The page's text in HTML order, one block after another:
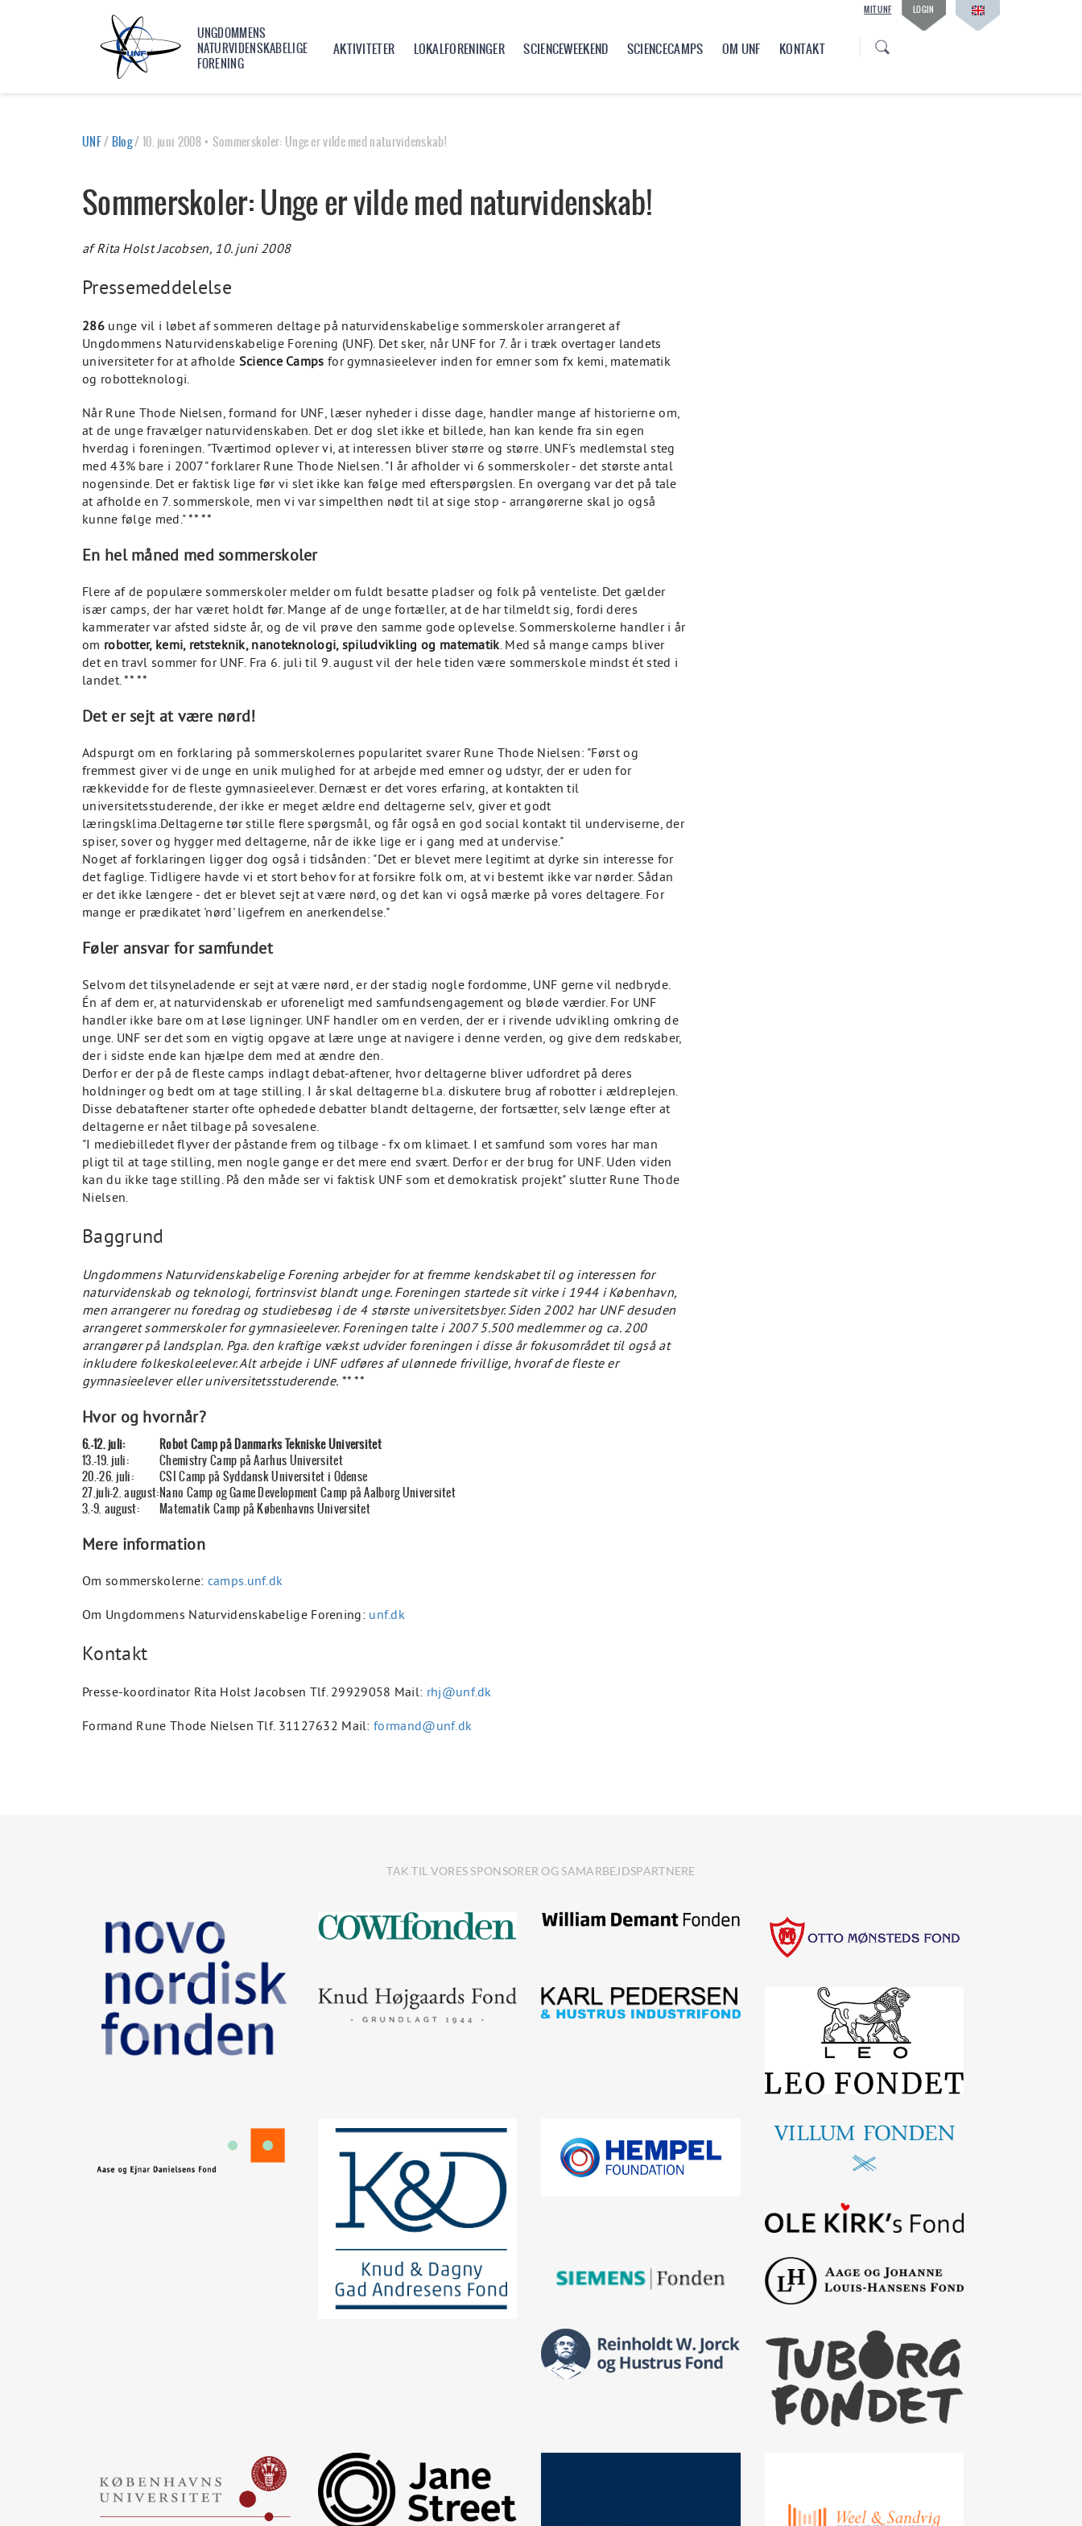
UNGDOMMENS
NATURVIDENSKABELIGE
FORENING
AKTIVITETER LOKALFORENINGER SCIENCEWEEKEND SCIENCECAMPS OM UNF KONTAKT
MIT UNF LOGIN
UNF/Blog/10. juni 2008 • Sommerskoler: Unge er vilde med naturvidenskab!
Sommerskoler: Unge er vilde med naturvidenskab!
af Rita Holst Jacobsen, 10. juni 2008
Pressemeddelelse
286unge vil i løbet af sommeren deltage på naturvidenskabelige sommerskoler arrangeret af
Ungdommens Naturvidenskabelige Forening (UNF). Det sker, når UNF for 7. år i træk overtager landets
universiteter for at afholde Science Camps for gymnasieelever inden for emner som fx kemi, matematik
og robotteknologi.
Når Rune Thode Nielsen, formand for UNF, læser nyheder i disse dage, handler mange af historierne om,
at de unge fravælger naturvidenskaben. Det er dog slet ikke et billede, han kan kende fra sin egen
hverdag i foreningen. "Tværtimod oplever vi, at interessen bliver større og større. UNF's medlemstal steg
med 43% bare i 2007" forklarer Rune Thode Nielsen. "I år afholder vi 6 sommerskoler - det største antal
nogensinde. Det er faktisk lige før vi slet ikke kan følge med efterspørgslen. En overgang var det på tale
at afholde en 7. sommerskole, men vi var simpelthen nødt til at sige stop - arrangørerne skal jo også
kunne følge med." ** **
En hel måned med sommerskoler
Flere af de populære sommerskoler melder om fuldt besatte pladser og folk på venteliste. Det gælder
især camps, der har været holdt før. Mange af de unge fortæller, at de har tilmeldt sig, fordi deres
kammerater var afsted sidste år, og de vil prøve den samme gode oplevelse. Sommerskolerne handler i år
om robotter, kemi, retsteknik, nanoteknologi, spiludvikling og matematik. Med så mange camps bliver
det en travl sommer for UNF. Fra 6. juli til 9. august vil der hele tiden være sommerskole mindst ét sted i
landet. ** **
Det er sejt at være nørd!
Adspurgt om en forklaring på sommerskolernes popularitet svarer Rune Thode Nielsen: "Først og
fremmest giver vi de unge en unik mulighed for at arbejde med emner og udstyr, der er uden for
rækkevidde for de fleste gymnasieelever. Dernæst er det vores erfaring, at kontakten til
universitetsstuderende, der ikke er meget ældre end deltagerne selv, giver et godt
læringsklima.Deltagerne tør stille flere spørgsmål, og får også en god social kontakt til underviserne, der
spiser, sover og hygger med deltagerne, når de ikke lige er i gang med at undervise."
Noget af forklaringen ligger dog også i tidsånden: "Det er blevet mere legitimt at dyrke sin interesse for
det faglige. Tidligere havde vi et stort behov for at forsikre folk om, at vi bestemt ikke var nørder. Sådan
er det ikke længere - det er blevet sejt at være nørd, og det kan vi også mærke på vores deltagere. For
mange er prædikatet 'nørd' ligefrem en anerkendelse."
Føler ansvar for samfundet
Selvom det tilsyneladende er sejt at være nørd, er der stadig nogle fordomme, UNF gerne vil nedbryde.
Én af dem er, at naturvidenskab er uforeneligt med samfundsengagement og bløde værdier. For UNF
handler ikke bare om at løse ligninger. UNF handler om en verden, der er i rivende udvikling omkring de
unge. UNF ser det som en vigtig opgave at lære unge at navigere i denne verden, og give dem redskaber,
der i sidste ende kan hjælpe dem med at ændre den.
Derfor er der på de fleste camps indlagt debat-aftener, hvor deltagerne bliver udfordret på deres
holdninger og bedt om at tage stilling. I år skal deltagerne bl.a. diskutere brug af robotter i ældreplejen.
Disse debataftener starter ofte ophedede debatter blandt deltagerne, der fortsætter, selv længe efter at
deltagerne er nået tilbage på sovesalene.
"I mediebilledet flyver der påstande frem og tilbage - fx om klimaet. I et samfund som vores har man
pligt til at tage stilling, men nogle gange er det mere end svært. Derfor er der brug for UNF. Uden viden
kan du ikke tage stilling. På den måde ser vi faktisk UNF som et demokratisk projekt" slutter Rune Thode
Nielsen.
Baggrund
Ungdommens Naturvidenskabelige Forening arbejder for at fremme kendskabet til og interessen for
naturvidenskab og teknologi, fortrinsvist blandt unge. Foreningen startede sit virke i 1944 i København,
men arrangerer nu foredrag og studiebesøg i de 4 største universitetsbyer. Siden 2002 har UNF desuden
arrangeret sommerskoler for gymnasieelever. Foreningen talte i 2007 5.500 medlemmer og ca. 200
arrangører på landsplan. Pga. den kraftige vækst udvider foreningen i disse år fokusområdet til også at
inkludere folkeskoleelever. Alt arbejde i UNF udføres af ulønnede frivillige, hvoraf de fleste er
gymnasieelever eller universitetsstuderende. ** **
Hvor og hvornår?
6.-12. juli:
Robot Camp på Danmarks Tekniske Universitet
13.-19. juli:
Chemistry Camp på Aarhus Universitet
20.-26. juli:
CSI Camp på Syddansk Universitet i Odense
27.juli-2. august:Nano Camp og Game Development Camp på Aalborg Universitet
3.-9. august:
Matematik Camp på Københavns Universitet
Mere information
Om sommerskolerne: camps.unf.dk
Om Ungdommens Naturvidenskabelige Forening: unf.dk
Kontakt
Presse-koordinator Rita Holst Jacobsen Tlf. 29929058 Mail: rhj@unf.dk
Formand Rune Thode Nielsen Tlf. 31127632 Mail:formand@unf.dk
TAK TIL VORES SPONSORER OG SAMARBEJDSPARTNERE